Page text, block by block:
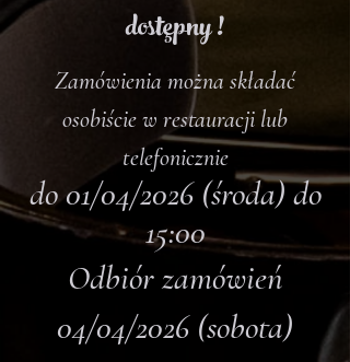
dostępny !
Zamówienia można składać
osobiście w restauracji lub
telefonicznie
do 01/04/2026 (środa) do
15:00
Odbiór zamówień
04/04/2026 (sobota)